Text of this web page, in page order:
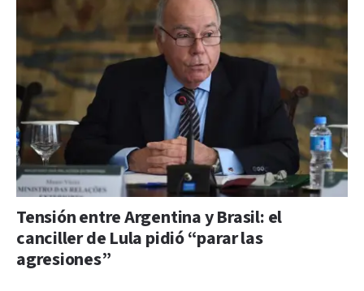
Tensión entre Argentina y Brasil: el
canciller de Lula pidió “parar las
agresiones”